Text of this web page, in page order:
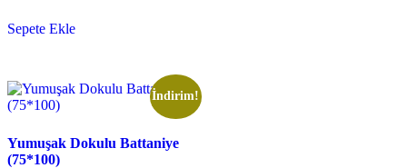
Sepete Ekle
İndirim!
Yumuşak Dokulu Battaniye
(75*100)